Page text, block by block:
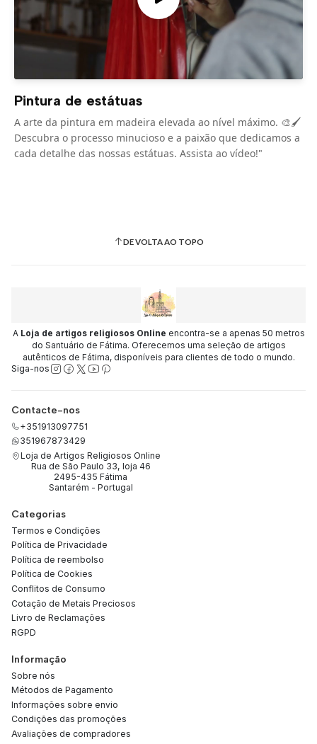
Pintura de estátuas
A arte da pintura em madeira elevada ao nível máximo. 🎨🖌️
Descubra o processo minucioso e a paixão que dedicamos a
cada detalhe das nossas estátuas. Assista ao vídeo!"
DE VOLTA AO TOPO
A Loja de artigos religiosos Online encontra-se a apenas 50 metros
do Santuário de Fátima. Oferecemos uma seleção de artigos
autênticos de Fátima, disponíveis para clientes de todo o mundo.
Siga-nos
Contacte-nos
+351913097751
351967873429
Loja de Artigos Religiosos Online
Rua de São Paulo 33, loja 46
2495-435 Fátima
Santarém - Portugal
Categorias
Termos e Condições
Política de Privacidade
Política de reembolso
Política de Cookies
Conflitos de Consumo
Cotação de Metais Preciosos
Livro de Reclamações
RGPD
Informação
Sobre nós
Métodos de Pagamento
Informações sobre envio
Condições das promoções
Avaliações de compradores